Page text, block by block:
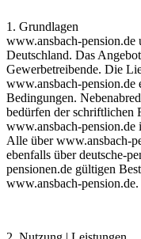
1. Grundlagen
www.ansbach-pension.de
Deutschland. Das
Gewerbetreibende. Die
www.ansbach-pension.de
Bedingungen.
bedürfen der schriftlichen
www.ansbach-pension.de
Alle überwww.ansbach-
ebenfalls überdeutsche-
pensionen.de gültigen
www.ansbach-pension.de.